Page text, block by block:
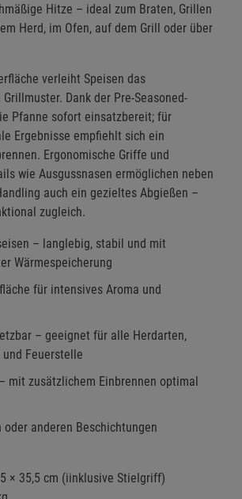
Hitze – ideal zum Braten, Grillen
Herd, im Ofen, auf dem Grill oder über
verleiht Speisen das
Dank der Pre-Seasoned-
Pfanne sofort einsatzbereit; für
Ergebnisse empfiehlt sich ein
Ergonomische Griffe und
wie Ausgussnasen ermöglichen neben
auch ein gezieltes Abgießen –
zugleich.
– langlebig, stabil und mit
Wärmespeicherung
für intensives Aroma und
– geeignet für alle Herdarten,
Feuerstelle
mit zusätzlichem Einbrennen optimal
oder anderen Beschichtungen
× 35,5 cm (iinklusive Stielgriff)